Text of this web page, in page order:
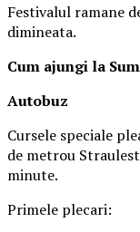
Festivalul ramane
dimineata.
Cum ajungi la
Autobuz
Cursele speciale
de metrou
minute.
Primele plecari: